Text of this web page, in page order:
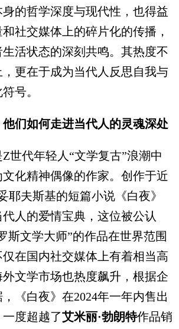
的哲学深度与现代性，也得益
社交媒体上的碎片化的传播，
活状态的深刻共鸣。其热度不
更在于成为当代人反思自我与
号。
如何走进当代人的灵魂深处
代年轻人“文学复古”浪潮中
化精神偶像的作家。创作于近
耶夫斯基的短篇小说《白夜》
人的爱情宝典，这位被公认
斯文学大师”的作品在世界范围
在国内社交媒体上有着相当高
文学市场也热度飙升，根据企
《白夜》在2024年一年内售出
度超越了艾米丽·勃朗特作品销